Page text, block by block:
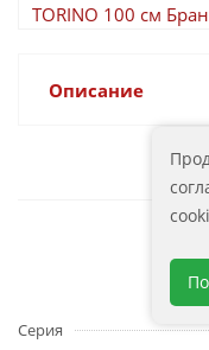
TORINO 100 см Бран
Описание
Серия